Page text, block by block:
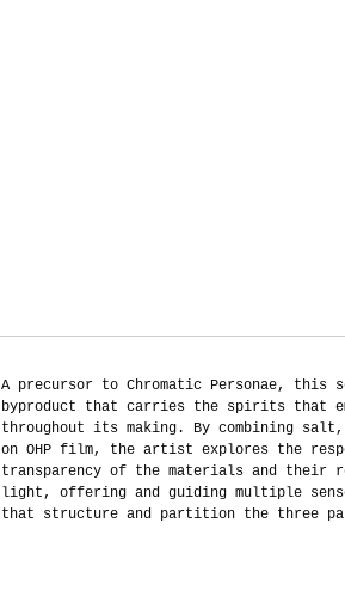
A precursor to Chromatic Personae, this
byproduct that carries the spirits that
throughout its making. By combining
on OHP film, the artist explores the
transparency of the materials and their
light, offering and guiding multiple
that structure and partition the three